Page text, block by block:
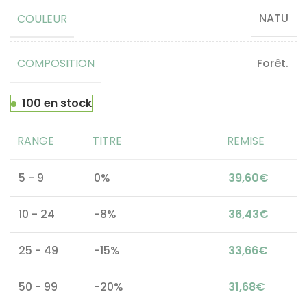
COULEUR NATU
COMPOSITION Forêt.
100 en stock
RANGE TITRE REMISE
5 - 9 0% 39,60€
10 - 24 -8% 36,43€
25 - 49 -15% 33,66€
50 - 99 -20% 31,68€